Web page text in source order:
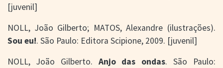
[juvenil]
NOLL, João Gilberto; MATOS, Alexandre (ilustrações).
Sou eu!. São Paulo: Editora Scipione, 2009. [juvenil]
NOLL, João Gilberto. Anjo das ondas. São Paulo: